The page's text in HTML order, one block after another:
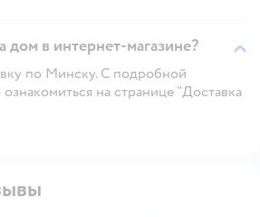
дом в интернет-магазине?
по Минску. С подробной
на странице "Доставка